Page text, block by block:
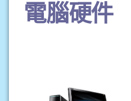
電腦硬件